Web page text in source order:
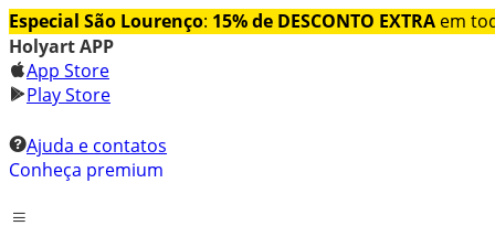
Especial São Lourenço: 15% de DESCONTO EXTRA em
Holyart APP
App Store
Play Store
Ajuda e contatos
Conheça premium